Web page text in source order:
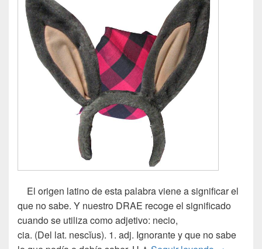
El origen latino de esta palabra viene a significar el
que no sabe. Y nuestro DRAE recoge el significado
cuando se utiliza como adjetivo: necio,
cia. (Del lat. nescĭus). 1. adj. Ignorante y que no sabe